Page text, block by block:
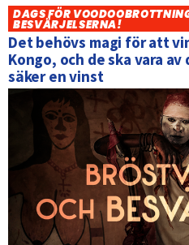
DAGS FÖR
BESVÄRJELSERNA!
Det behövs magi för att
Kongo, och de ska vara
säker en vinst